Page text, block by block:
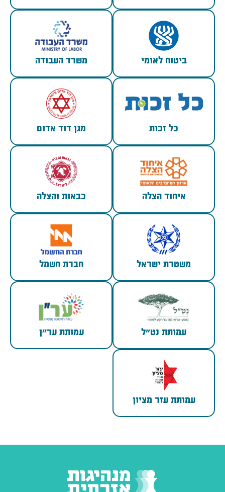
ביטוח לאומי משרד העבודה
כל זכות מגן דוד אדום
איחוד הצלה כבאות והצלה
משטרת ישראל חברת חשמל
עמותת נט״ל עמותת ער״ן
עמותת עזר מציון